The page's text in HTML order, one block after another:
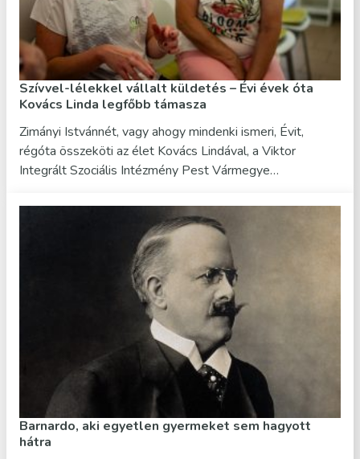
Szívvel-lélekkel vállalt küldetés – Évi évek óta
Kovács Linda legfőbb támasza
Zimányi Istvánnét, vagy ahogy mindenki ismeri, Évit,
régóta összeköti az élet Kovács Lindával, a Viktor
Integrált Szociális Intézmény Pest Vármegye…
Barnardo, aki egyetlen gyermeket sem hagyott
hátra